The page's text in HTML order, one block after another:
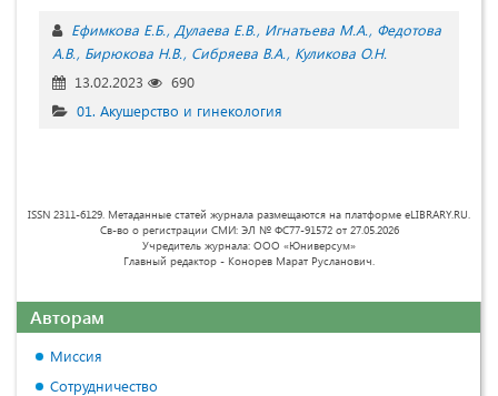
Ефимкова Е.Б. Дулаева Е.В. Игнатьева М.А. Федотова
А.В. Бирюкова Н.В. Сибряева В.А. Куликова О.Н.
13.02.2023
690
01. Акушерство и гинекология
ISSN 2311-6129. Метаданные статей журнала размещаются на платформе eLIBRARY.RU.
Св-во о регистрации СМИ: ЭЛ № ФС77-91572 от 27.05.2026
Учредитель журнала: ООО «Юниверсум»
Главный редактор - Конорев Марат Русланович.
Авторам
Миссия
Сотрудничество